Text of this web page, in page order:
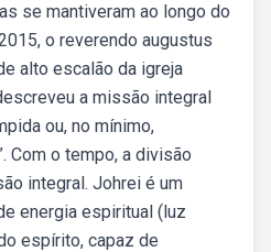
se mantiveram ao longo do
o reverendo augustus
alto escalão da igreja
a missão integral
ou, no mínimo,
Com o tempo, a divisão
integral. Johrei é um
energia espiritual (luz
espírito, capaz de